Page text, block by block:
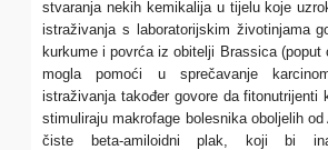
stvaranja nekih kemikalija u tijelu koje
istraživanja s laboratorijskim životinjama
kurkume i povrća iz obitelji Brassica
mogla pomoći u sprečavanje
istraživanja također govore da fitonutrijenti
stimuliraju makrofage bolesnika oboljelih
čiste beta-amiloidni plak, koji bi